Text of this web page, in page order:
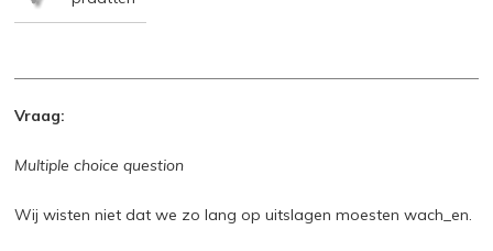
Vraag:
Multiple choice question
Wij wisten niet dat we zo lang op uitslagen moesten wach_en.